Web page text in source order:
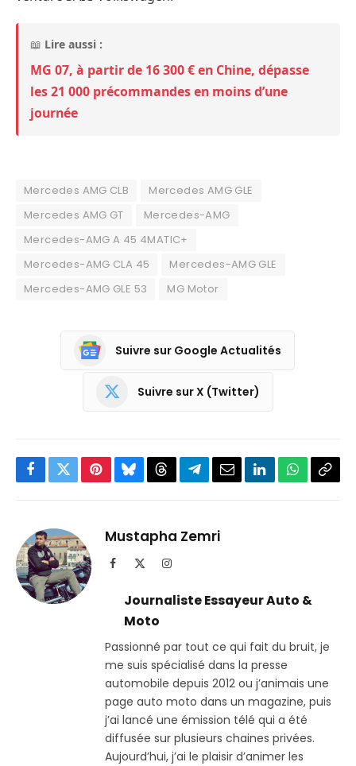
📖 Lire aussi :
MG 07, à partir de 16 300 € en Chine, dépasse
les 21 000 précommandes en moins d’une
journée
Mercedes AMG CLB
Mercedes AMG GLE
Mercedes AMG GT
Mercedes-AMG
Mercedes-AMG A 45 4MATIC+
Mercedes-AMG CLA 45
Mercedes-AMG GLE
Mercedes-AMG GLE 53
MG Motor
Suivre sur Google Actualités
Suivre sur X (Twitter)
Facebook
TwitterPinterestBlueskyThreadsPartager
Telegram
EmailLinkedInWhatsApp
Mustapha Zemri
Facebook Instagram
Journaliste Essayeur Auto &
Moto
Passionné par tout ce qui fait du bruit, je
me suis spécialisé dans la presse
automobile depuis 2012 ou j’animais une
page auto moto dans un magazine, puis
j’ai lancé une émission télé qui a été
diffusée sur plusieurs chaines privées.
Aujourd’hui, j’ai le plaisir d’animer les